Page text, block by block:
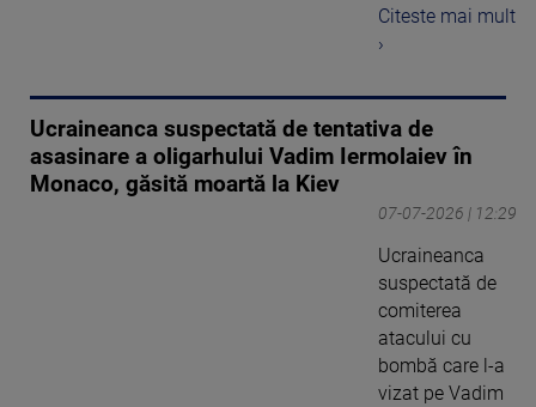
Citeste mai mult
›
Ucraineanca suspectată de tentativa de
asasinare a oligarhului Vadim Iermolaiev în
Monaco, găsită moartă la Kiev
07-07-2026 | 12:29
Ucraineanca
suspectată de
comiterea
atacului cu
bombă care l-a
vizat pe Vadim